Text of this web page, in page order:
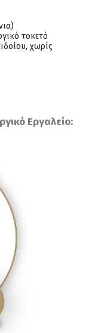
τοκετό
χωρίς
Εργαλείο: